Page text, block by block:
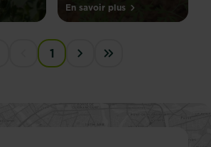
En savoir plus
First disabled
Previous disabled
1